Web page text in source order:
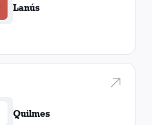
Lanús
Quilmes